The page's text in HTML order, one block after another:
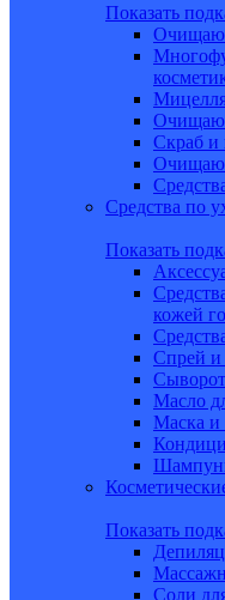
Показать
Скраб и
Средства по
Показать
кожей
Спрей и
Масло
Маска и
Показать
Соли